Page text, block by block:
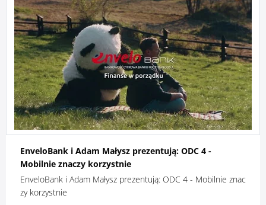
EnveloBank i Adam Małysz prezentują: ODC 4 -
Mobilnie znaczy korzystnie
EnveloBank i Adam Małysz prezentują: ODC 4 - Mobilnie znac
zy korzystnie